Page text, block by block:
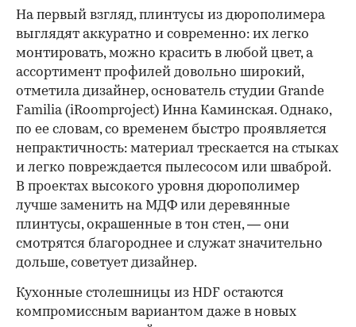
На первый взгляд, плинтусы из дюрополимера
выглядят аккуратно и современно: их легко
монтировать, можно красить в любой цвет, а
ассортимент профилей довольно широкий,
отметила дизайнер, основатель студии Grande
Familia (iRoomproject) Инна Каминская. Однако,
по ее словам, со временем быстро проявляется
непрактичность: материал трескается на стыках
и легко повреждается пылесосом или шваброй.
В проектах высокого уровня дюрополимер
лучше заменить на МДФ или деревянные
плинтусы, окрашенные в тон стен, — они
смотрятся благороднее и служат значительно
дольше, советует дизайнер.
Кухонные столешницы из HDF остаются
компромиссным вариантом даже в новых